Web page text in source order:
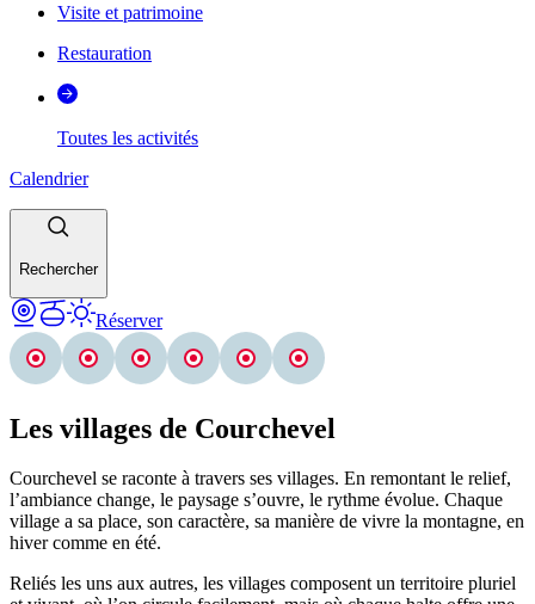
Visite et patrimoine
Restauration
Toutes les activités
Calendrier
Rechercher
Réserver
Les villages de Courchevel
Courchevel se raconte à travers ses villages. En remontant le relief,
l’ambiance change, le paysage s’ouvre, le rythme évolue. Chaque
village a sa place, son caractère, sa manière de vivre la montagne, en
hiver comme en été.
Reliés les uns aux autres, les villages composent un territoire pluriel